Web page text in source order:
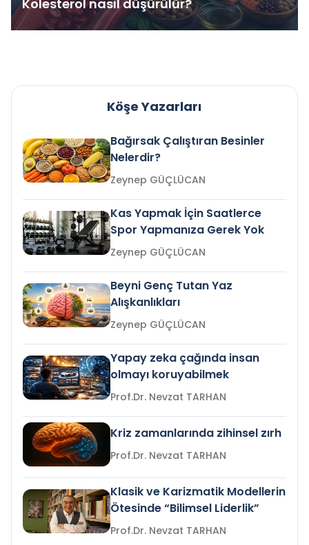
Kolesterol nasıl düşürülür?
Köşe Yazarları
Bağırsak Çalıştıran Besinler
Nelerdir?
Zeynep GÜÇLÜCAN
Kas Yapmak İçin Saatlerce
Spor Yapmanıza Gerek Yok
Zeynep GÜÇLÜCAN
Beyni Genç Tutan Yaz
Alışkanlıkları
Zeynep GÜÇLÜCAN
Yapay zeka çağında insan
olmayı koruyabilmek
Prof.Dr. Nevzat TARHAN
Kriz zamanlarında zihinsel zırh
Prof.Dr. Nevzat TARHAN
Klasik ve Karizmatik Modellerin
Ötesinde “Bilimsel Liderlik”
Prof.Dr. Nevzat TARHAN